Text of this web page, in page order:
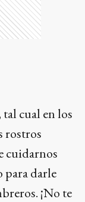
cual en los
rostros
cuidarnos
para darle
¡No te